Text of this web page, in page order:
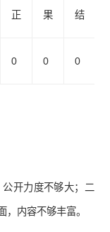
正 果 结
0 0 0
开力度不够大；二
内容不够丰富。